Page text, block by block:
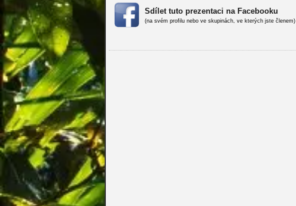
Sdílet tuto prezentaci na Facebooku
(na svém profilu nebo ve skupinách, ve kterých jste členem)